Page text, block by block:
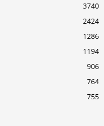
3740
2424
1286
1194
906
764
755